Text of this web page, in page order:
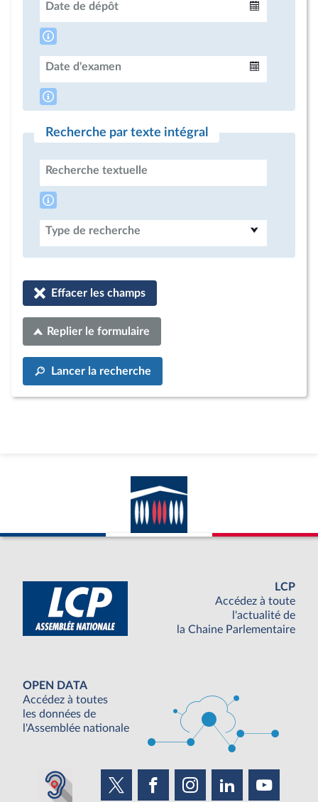
Date de dépôt
Date d'examen
Recherche par texte intégral
Recherche textuelle
Type de recherche
Effacer les champs
Replier le formulaire
Lancer la recherche
LCP
Accédez à toute
l'actualité de
la Chaine Parlementaire
OPEN DATA
Accédez à toutes
les données de
l'Assemblée nationale